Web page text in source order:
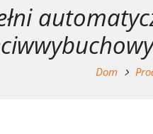
Dom